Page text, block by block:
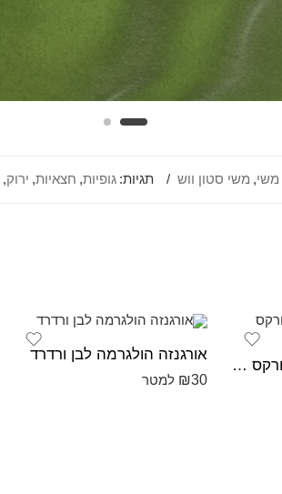
משי, משי סטון ווש תגיות: גופיות, חצאיות, ירוק,
ברוקד קלוקה משולב לורקס צהוב
אורגנזה הולגרמה לבן ורדרד
₪30 למטר